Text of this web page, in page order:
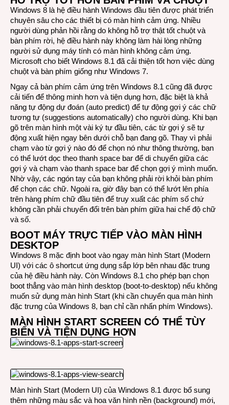
Windows 8 là hệ điều hành Windows đầu tiên được phát triển
chuyên sâu cho các thiết bị có màn hình cảm ứng. Nhiều
người dùng phản hồi rằng do không hỗ trợ thật tốt chuột và
bàn phím rời, hệ điều hành này không làm hài lòng những
người sử dụng máy tính có màn hình không cảm ứng.
Microsoft cho biết Windows 8.1 đã cải thiện tốt hơn việc dùng
chuột và bàn phím giống như Windows 7.
Ngay cả bàn phím cảm ứng trên Windows 8.1 cũng đã được
cải tiến để thông minh hơn và tiện dụng hơn, đặc biệt là khả
năng tự động dự đoán (auto predict) để tự động gợi ý các chữ
tương tự (suggestions automatically) cho người dùng. Khi bạn
gõ trên màn hình một vài ký tự đầu tiên, các từ gợi ý sẽ tự
động xuất hiện ngay bên dưới chỗ bạn đang gõ. Thay vì phải
chạm vào từ gợi ý nào đó để chọn nó như thông thường, bạn
có thể lướt dọc theo thanh space bar để di chuyển giữa các
gợi ý và chạm vào thanh space bar để chọn gợi ý mình muốn.
Nhờ vậy, các ngón tay của bạn không phải rời khỏi bàn phím
để chọn các chữ. Ngoài ra, giờ đây bạn có thể lướt lên phía
trên hàng phím chữ đầu tiên để truy xuất các phím số chứ
không cần phải chuyển đổi trên bàn phím giữa hai chế độ chữ
và số.
BOOT MÁY TRỰC TIẾP VÀO MÀN HÌNH
DESKTOP
Windows 8 mặc định boot vào ngay màn hình Start (Modern
UI) với các ô shortcut ứng dụng sắp lớp bên nhau đặc trung
của hệ điều hành này. Còn Windows 8.1 cho phép bạn chọn
boot thẳng vào màn hình desktop (boot-to-desktop) nếu không
muốn sử dụng màn hình Start (khi cần chuyển qua màn hình
đặc trưng của Windows 8, bạn chỉ cần nhấn phím Windows).
MÀN HÌNH START SCREEN CÓ THỂ TÙY
BIẾN VÀ TIỆN DỤNG HƠN
Màn hình Start (Modern UI) của Windows 8.1 được bổ sung
thêm những màu sắc và hoa văn hình nền (background) mới,